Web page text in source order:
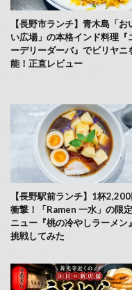
【長野市ランチ】青木島「お
い広場」の本格インド料理『
ーデリーダーバ』でビリヤニ
能！正直レビュー
【長野駅前ランチ】1杯
衝撃！「Ramen 一水」の限
ニュー『桃の冷やしラーメン
挑戦してみた